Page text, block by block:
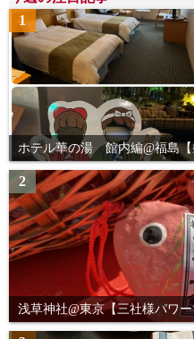
1
ホテル華の湯 館内編@福島【
2
浅草神社@東京【三社様パワー